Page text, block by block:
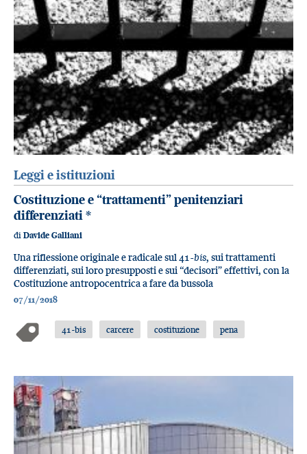
Leggi e istituzioni
Costituzione e “trattamenti” penitenziari
differenziati*
di Davide Galliani
Una riflessione originale e radicale sul 41-bis, sui trattamenti
differenziati, sui loro presupposti e sui “decisori” effettivi, con la
Costituzione antropocentrica a fare da bussola
07/11/2018
41-bis carcere costituzione pena